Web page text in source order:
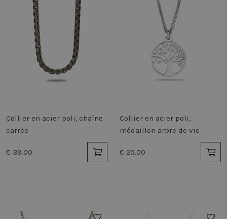
Collier en acier poli, chaîne
carrée
€ 39.00
Collier en acier poli,
médaillon arbre de vie
€ 25.00